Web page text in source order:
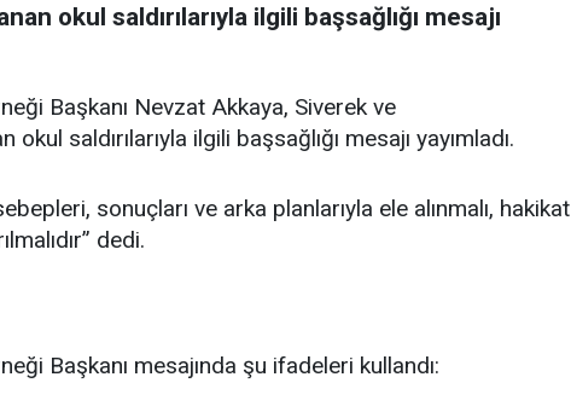
okul saldırılarıyla ilgili başsağlığı mesajı
Başkanı Nevzat Akkaya, Siverek ve
saldırılarıyla ilgili başsağlığı mesajı yayımladı.
sonuçları ve arka planlarıyla ele alınmalı, hakikat
dedi.
Başkanı mesajında şu ifadeleri kullandı: